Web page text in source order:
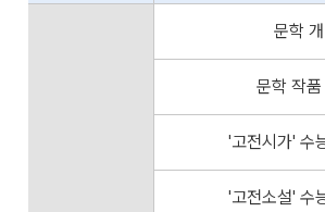
문학
문학 작
'고전시가' 수
'고전소설' 수